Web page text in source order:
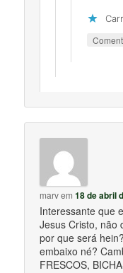
marvem18 de abril
Interessante que
Jesus Cristo, não
por que será
embaixo né?
FRESCOS,